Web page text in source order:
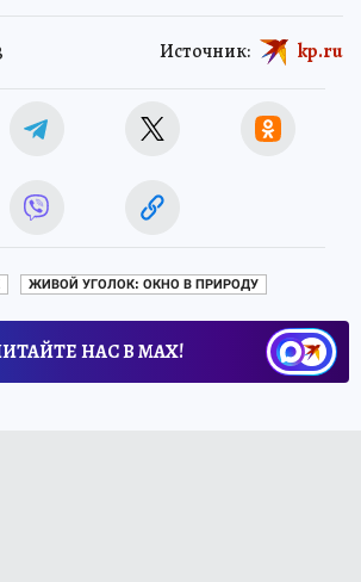
Источник: kp.ru
ЖИВОЙ УГОЛОК: ОКНО В ПРИРОДУ
НАС В МАХ!